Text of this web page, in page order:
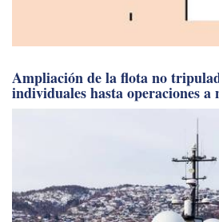
Ampliación de la flota no
individuales hasta operaciones a